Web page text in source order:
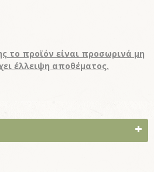
το προϊόν είναι προσωρινά μη
έλλειψη αποθέματος.